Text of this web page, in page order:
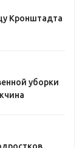
Кронштадта
уборки